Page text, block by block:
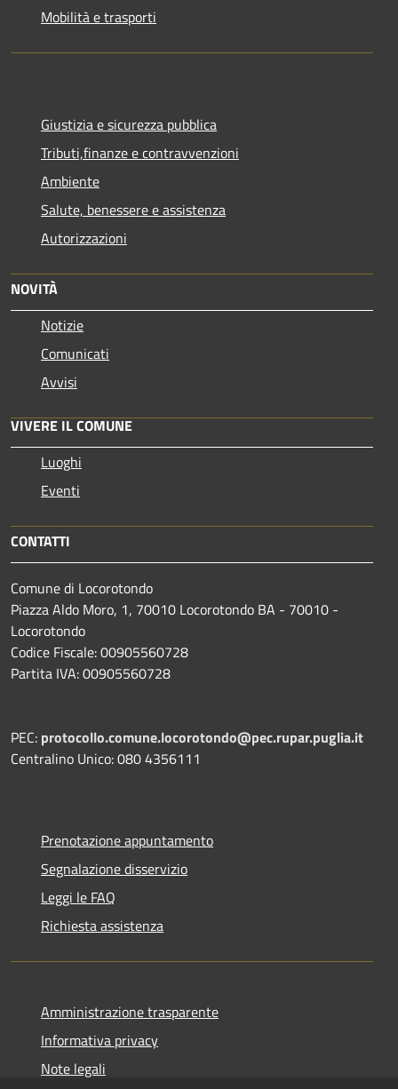
Mobilità e trasporti
Giustizia e sicurezza pubblica
Tributi,finanze e contravvenzioni
Ambiente
Salute, benessere e assistenza
Autorizzazioni
NOVITÀ
Notizie
Comunicati
Avvisi
VIVERE IL COMUNE
Luoghi
Eventi
CONTATTI
Comune di Locorotondo
Piazza Aldo Moro, 1, 70010 Locorotondo BA - 70010 -
Locorotondo
Codice Fiscale: 00905560728
Partita IVA: 00905560728
PEC: protocollo.comune.locorotondo@pec.rupar.puglia.it
Centralino Unico: 080 4356111
Prenotazione appuntamento
Segnalazione disservizio
Leggi le FAQ
Richiesta assistenza
Amministrazione trasparente
Informativa privacy
Note legali